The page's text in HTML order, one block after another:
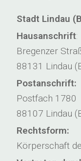
Stadt Lindau
Hausanschrift:
Bregenzer
88131 Lindau
Postanschrift:
Postfach 1780
88107 Lindau
Rechtsform:
Körperschaft